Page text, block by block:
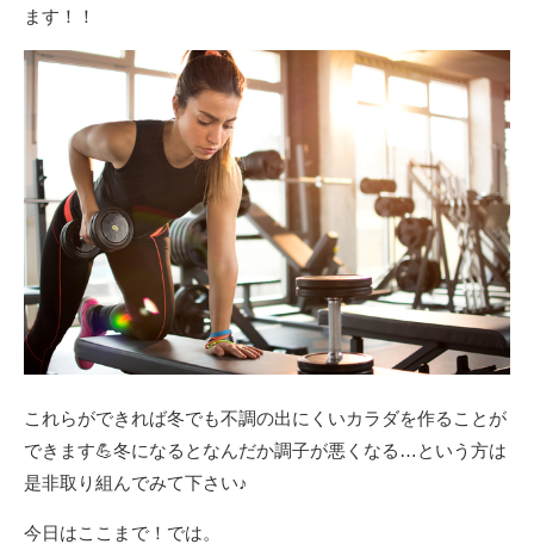
ます！！
これらができれば冬でも不調の出にくいカラダを作ることが
できます💪冬になるとなんだか調子が悪くなる…という方は
是非取り組んでみて下さい♪
今日はここまで！では。